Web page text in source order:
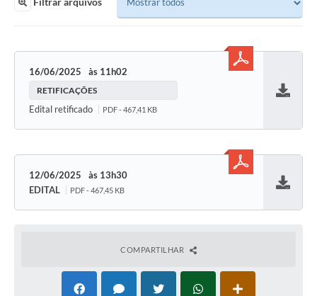
16/06/2025 11h02
RETIFICAÇÕES
Edital retificado PDF - 467,41 KB
12/06/2025
13h30
EDITAL
PDF - 467,45 KB
COMPARTILHAR